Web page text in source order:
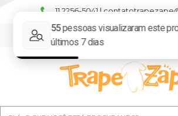
11 2256-5041 |